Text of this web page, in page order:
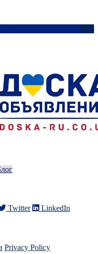
Twitter LinkedIn
Privacy Policy